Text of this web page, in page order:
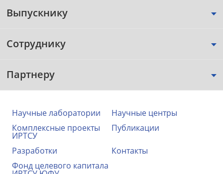
Выпускнику
Сотруднику
Партнеру
Научные лаборатории
Научные центры
Комплексные проекты
ИРТСУ
Публикации
Разработки
Контакты
Фонд целевого капитала